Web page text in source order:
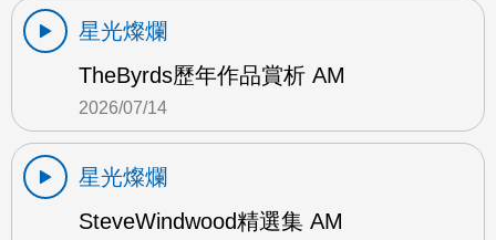
星光燦爛
TheByrds歷年作品賞析 AM
2026/07/14
星光燦爛
SteveWindwood精選集 AM